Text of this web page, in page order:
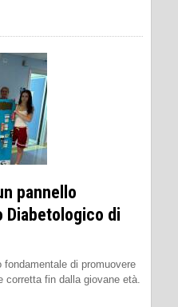
pannello
Diabetologico di
fondamentale di promuovere
corretta fin dalla giovane età.